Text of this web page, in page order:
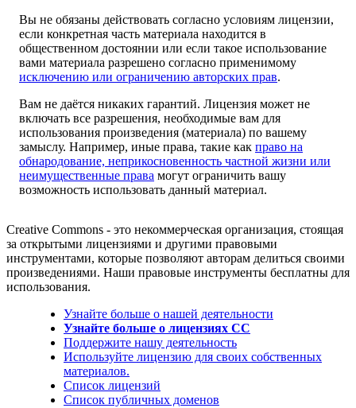
Вы не обязаны действовать согласно условиям лицензии,
если конкретная часть материала находится в
общественном достоянии или если такое использование
вами материала разрешено согласно применимому
исключению или ограничению авторских прав.
Вам не даётся никаких гарантий. Лицензия может не
включать все разрешения, необходимые вам для
использования произведения (материала) по вашему
замыслу. Например, иные права, такие как право на
обнародование, неприкосновенность частной жизни или
неимущественные права могут ограничить вашу
возможность использовать данный материал.
Creative Commons - это некоммерческая организация, стоящая
за открытыми лицензиями и другими правовыми
инструментами, которые позволяют авторам делиться своими
произведениями. Наши правовые инструменты бесплатны для
использования.
Узнайте больше о нашей деятельности
Узнайте больше о лицензиях CC
Поддержите нашу деятельность
Используйте лицензию для своих собственных
материалов.
Список лицензий
Список публичных доменов